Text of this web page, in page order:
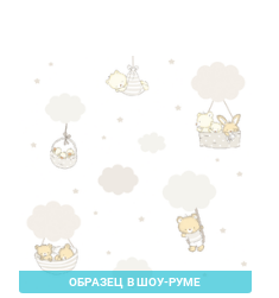
ОБРАЗЕЦ В ШОУ-РУМЕ